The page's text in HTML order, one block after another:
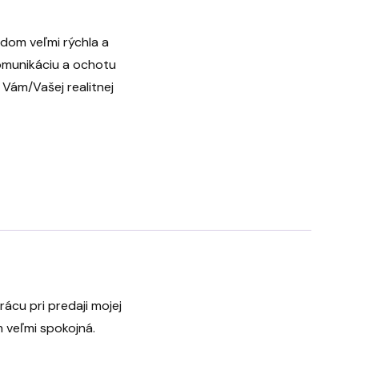
veľmi rýchla a
a ochotu
Vašej realitnej
pri predaji mojej
spokojná.